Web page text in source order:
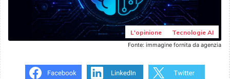
L'opinione Tecnologie AI
Fonte: immagine fornita da agenzia